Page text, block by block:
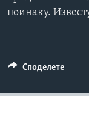
поинаку.
Споделете